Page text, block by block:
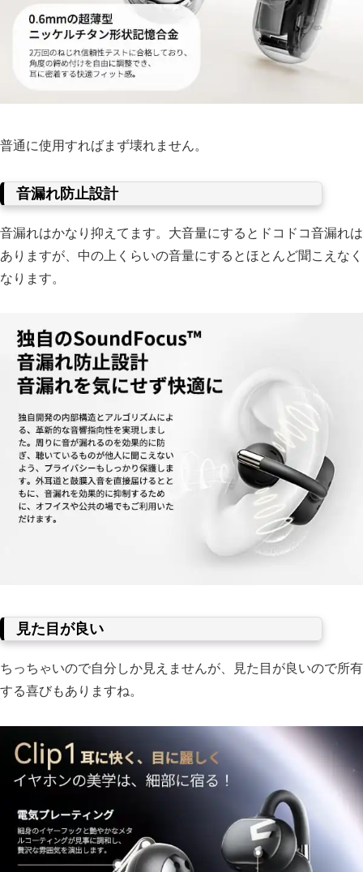
普通に使用すればまず壊れません。
音漏れ防止設計
音漏れはかなり抑えてます。大音量にするとドコドコ音漏れは
ありますが、中の上くらいの音量にするとほとんど聞こえなく
なります。
見た目が良い
ちっちゃいので自分しか見えませんが、見た目が良いので所有
する喜びもありますね。